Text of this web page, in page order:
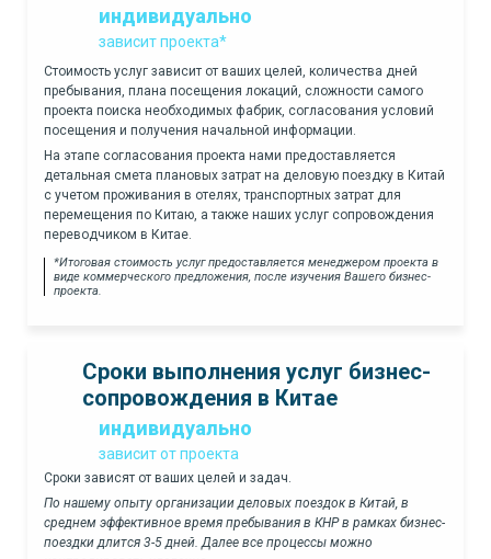
индивидуально
зависит проекта*
Стоимость услуг зависит от ваших целей, количества дней
пребывания, плана посещения локаций, сложности самого
проекта поиска необходимых фабрик, согласования условий
посещения и получения начальной информации.
На этапе согласования проекта нами предоставляется
детальная смета плановых затрат на деловую поездку в Китай
с учетом проживания в отелях, транспортных затрат для
перемещения по Китаю, а также наших услуг сопровождения
переводчиком в Китае.
*Итоговая стоимость услуг предоставляется менеджером проекта в
виде коммерческого предложения, после изучения Вашего бизнес-
проекта.
Сроки выполнения услуг бизнес-
сопровождения в Китае
индивидуально
зависит от проекта
Сроки зависят от ваших целей и задач.
По нашему опыту организации деловых поездок в Китай, в
среднем эффективное время пребывания в КНР в рамках бизнес-
поездки длится 3-5 дней. Далее все процессы можно